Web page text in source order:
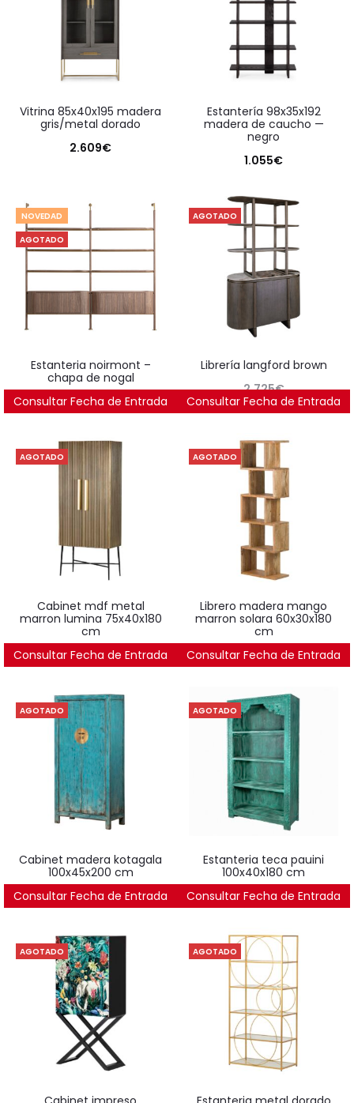
vitrina 85x40x195 madera
gris/metal dorado
2.609€
estantería 98x35x192
madera de caucho —
negro
1.055€
NOVEDAD
AGOTADO
estanteria noirmont –
chapa de nogal
2.892€
Consultar Fecha de Entrada
AGOTADO
librería langford brown
2.725€
Consultar Fecha de Entrada
AGOTADO
cabinet mdf metal
marron lumina 75x40x180
cm
2.396€
Consultar Fecha de Entrada
AGOTADO
librero madera mango
marron solara 60x30x180
cm
726€
Consultar Fecha de Entrada
AGOTADO
cabinet madera kotagala
100x45x200 cm
3.146€
Consultar Fecha de Entrada
AGOTADO
estanteria teca pauini
100x40x180 cm
2.251€
Consultar Fecha de Entrada
AGOTADO AGOTADO